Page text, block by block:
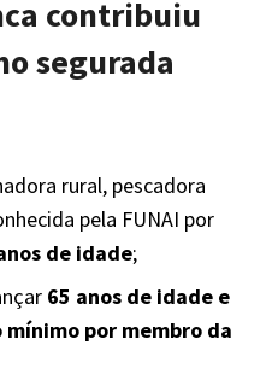
contribuiu
segurada
rural, pescadora
pela FUNAI por
de idade;
65 anos de idade e
por membro da